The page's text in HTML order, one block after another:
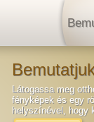
Látogassa meg
fényképek és egy
helyszínével, hogy